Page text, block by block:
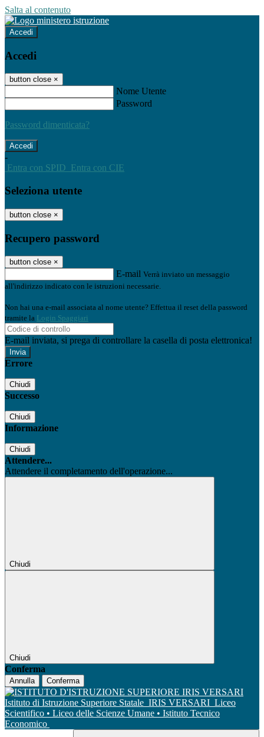
Salta al contenuto
Accedi
Accedi
button close ×
Nome Utente
Password
Password dimenticata?
-
Entra con SPID Entra con CIE
Seleziona utente
button close ×
Recupero password
button close ×
E-mail Verrà inviato un messaggio
all'indirizzo indicato con le istruzioni necessarie.
Non hai una e-mail associata al nome utente? Effettua il reset della password
tramite la Login Spaggiari
E-mail inviata, si prega di controllare la casella di posta elettronica!
Errore
Chiudi
Successo
Chiudi
Informazione
Chiudi
Attendere...
Attendere il completamento dell'operazione...
Chiudi
Chiudi
Conferma
Annulla Conferma
Istituto di Istruzione Superiore Statale IRIS VERSARI Liceo
Scientifico • Liceo delle Scienze Umane • Istituto Tecnico
Economico